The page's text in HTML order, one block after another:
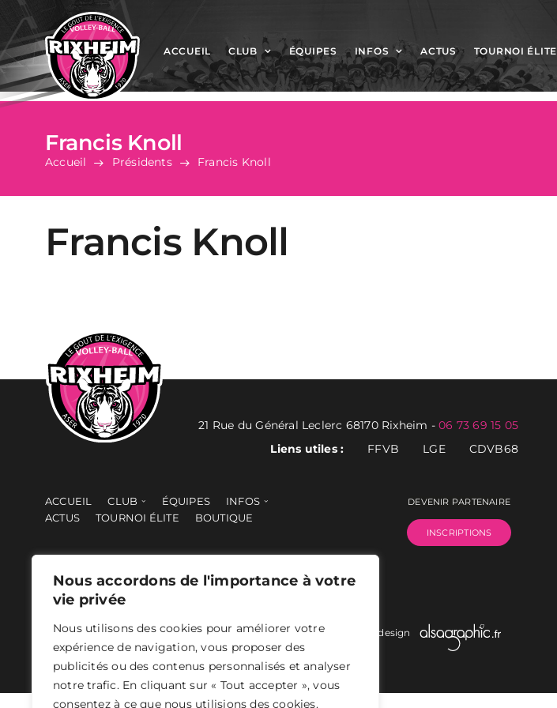
Nous accordons de l'importance à votre
vie privée
Nous utilisons des cookies pour améliorer votre
expérience de navigation, vous proposer des
publicités ou des contenus personnalisés et analyser
notre trafic. En cliquant sur « Tout accepter », vous
consentez à ce que nous utilisions des cookies.
Passer
contenu
ACCUEIL CLUB ÉQUIPES INFOS ACTUS TOURNOI ÉLITE
Francis Knoll
Accueil Présidents Francis Knoll
Francis Knoll
21 Rue du Général Leclerc 68170 Rixheim -06 73 69 15 05
Liens utiles :
FFVB LGE CDVB68
ACCUEIL CLUB ÉQUIPES
INFOS
ACTUS
TOURNOI ÉLITE BOUTIQUE
DEVENIR PARTENAIRE
INSCRIPTIONS
ASER 2024 - Tous droits réservés -Mentions légales- Conception et design